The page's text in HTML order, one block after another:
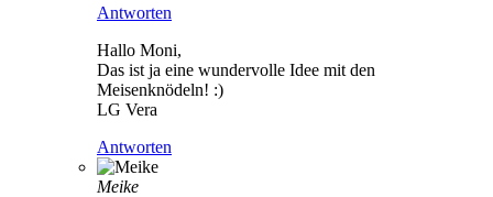
Antworten
Hallo Moni,
Das ist ja eine wundervolle Idee mit den
Meisenknödeln! :)
LG Vera
Antworten
Meike